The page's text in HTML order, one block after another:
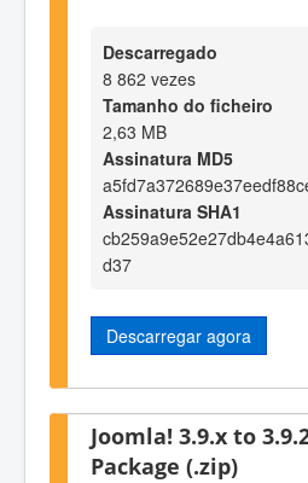
Descarregado
8 862 vezes
Tamanho do ficheiro
2,63 MB
Assinatura MD5
Assinatura SHA1
d37
Descarregar agora
Joomla! 3.9.x to
Package (.zip)